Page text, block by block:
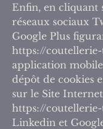
Enfin, en cliquant
réseaux sociaux
Google Plus
https://
application
dépôt de cookies
sur le Site
https://
Linkedin et